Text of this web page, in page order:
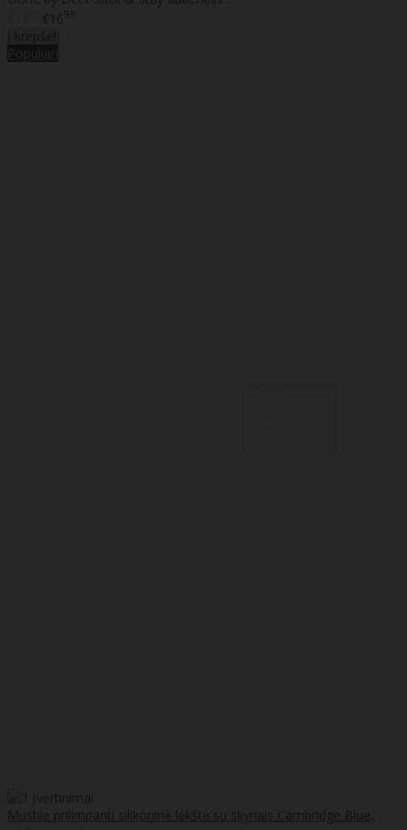
€1695
Populiari
Mushie prilimpanti silikoninė lėkštė su skyriais Cambridge Blue,